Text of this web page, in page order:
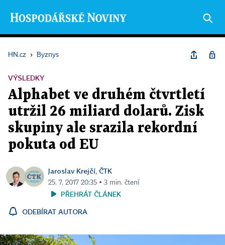
HN.cz › Byznys
VÝSLEDKY
Alphabet ve druhém čtvrtletí
utržil 26 miliard dolarů. Zisk
skupiny ale srazila rekordní
pokuta od EU
Jaroslav Krejčí, ČTK
25. 7. 2017 20:35 ▪ 3 min. čtení
PŘEHRÁT ČLÁNEK
ODEBÍRAT AUTORA